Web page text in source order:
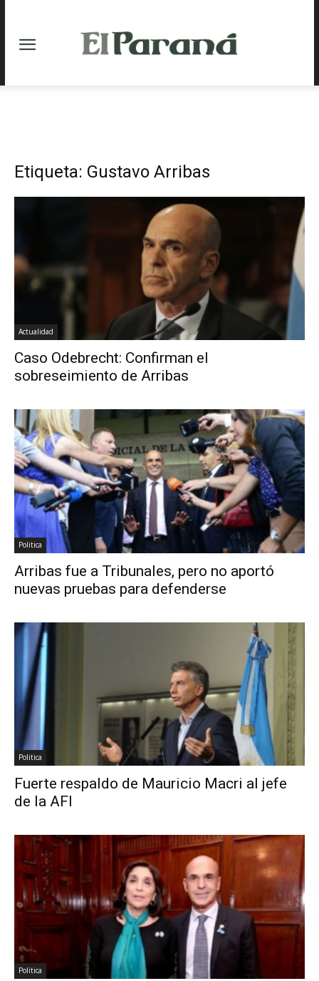
Etiqueta: Gustavo Arribas
Actualidad
Caso Odebrecht: Confirman el
sobreseimiento de Arribas
Politica
Arribas fue a Tribunales, pero no aportó
nuevas pruebas para defenderse
Politica
Fuerte respaldo de Mauricio Macri al jefe
de la AFI
Politica